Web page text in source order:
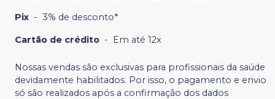
Pix - 3% de desconto*
Cartão de crédito - Em até 12x
Nossas vendas são exclusivas para profissionais da saúde
devidamente habilitados. Por isso, o pagamento e envio
só são realizados após a confirmação dos dados